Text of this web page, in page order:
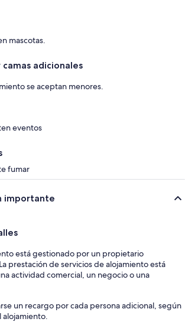
mascotas.
adicionales
se aceptan menores.
eventos
fumar
importante
está gestionado por un propietario
prestación de servicios de alojamiento está
actividad comercial, un negocio o una
un recargo por cada persona adicional, según
alojamiento.